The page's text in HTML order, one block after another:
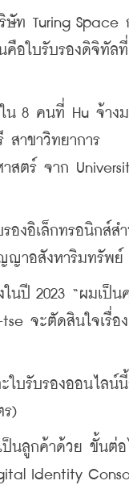
ษัท Turing Space
อใบรับรองดิจิทัลที่
น 8 คนที่ Hu จ้างม
สาขาวิทยาการ
สตร์ จาก
องอิเล็กทรอนิกส์ส
ญาอสังหาริมทรัพย์
นปี 2023 “ผมเป็น
จะตัดสินใจเรื่อง
บรับรองออนไลน์นี้
ร)
นลูกค้าด้วย ขั้นต่อ
Identity